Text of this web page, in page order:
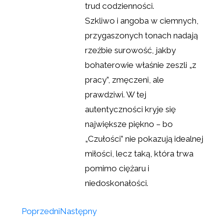
trud codzienności.
Szkliwo i angoba w ciemnych,
przygaszonych tonach nadają
rzeźbie surowość, jakby
bohaterowie właśnie zeszli „z
pracy”, zmęczeni, ale
prawdziwi. W tej
autentyczności kryje się
największe piękno – bo
„Czułości” nie pokazują idealnej
miłości, lecz taką, która trwa
pomimo ciężaru i
niedoskonałości.
PoprzedniNastępny